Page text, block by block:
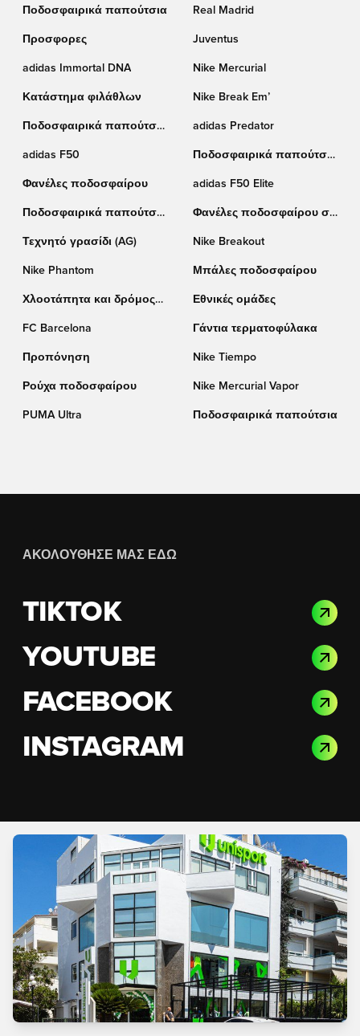
Ποδοσφαιρικά παπούτσια Real Madrid
Προσφορες Juventus
adidas Immortal DNA Nike Mercurial
Κατάστημα φιλάθλων Nike Break Em’
Ποδοσφαιρικά παπούτσια
adidas Predator
adidas F50
Ποδοσφαιρικά παπούτσια
Φανέλες ποδοσφαίρου
adidas F50 Elite
Ποδοσφαιρικά παπούτσια
Φανέλες ποδοσφαίρου σε
Τεχνητό γρασίδι (AG)
Nike Breakout
Nike Phantom Μπάλες ποδοσφαίρου
Χλοοτάπητα και δρόμος
Εθνικές ομάδες
FC Barcelona Γάντια τερματοφύλακα
Προπόνηση Nike Tiempo
Ρούχα ποδοσφαίρου Nike Mercurial Vapor
PUMA Ultra Ποδοσφαιρικά παπούτσια
ΑΚΟΛΟΎΘΗΣΈ ΜΑΣ ΕΔΏ
TIKTOK
YOUTUBE
FACEBOOK
INSTAGRAM